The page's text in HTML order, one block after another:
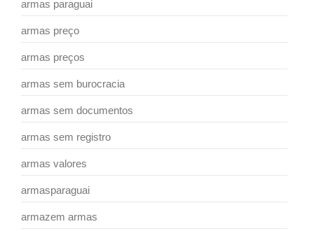
armas paraguai
armas preço
armas preços
armas sem burocracia
armas sem documentos
armas sem registro
armas valores
armasparaguai
armazem armas